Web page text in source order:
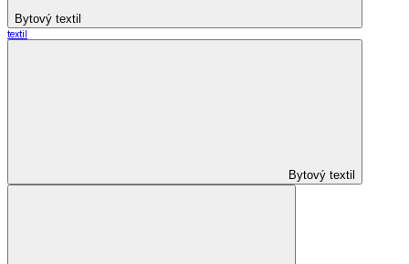
Bytový textil
textil
Bytový textil